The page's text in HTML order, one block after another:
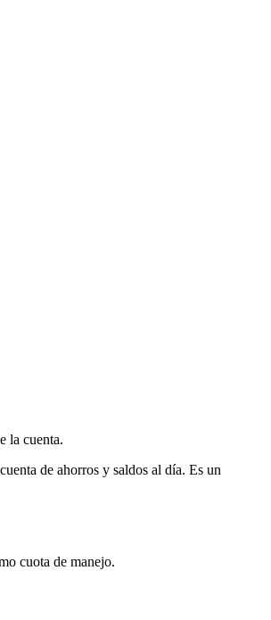
la cuenta.
de ahorros y saldos al día. Es un
cuota de manejo.